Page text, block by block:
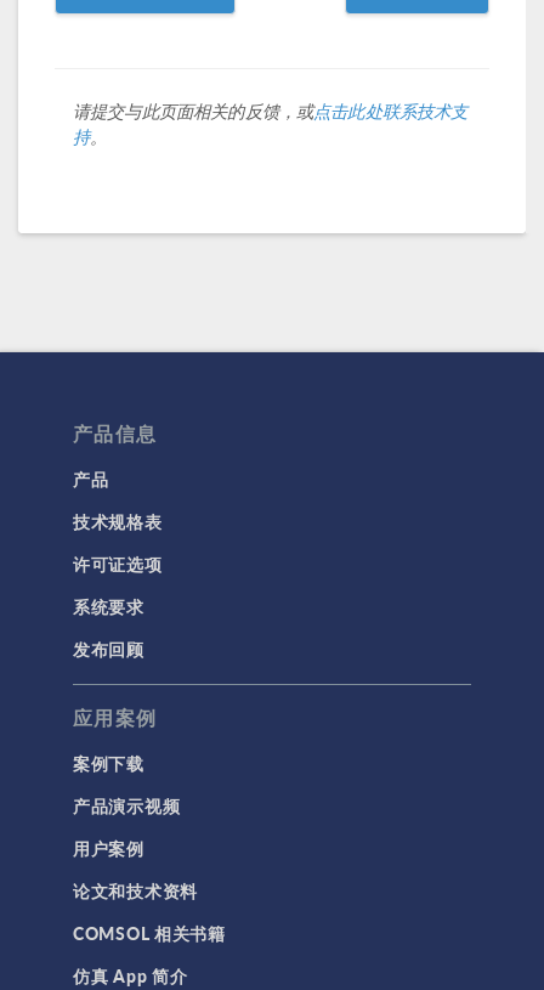
请提交与此页面相关的反馈，或点击此处联系技术支
持。
产品信息
产品
技术规格表
许可证选项
系统要求
发布回顾
应用案例
案例下载
产品演示视频
用户案例
论文和技术资料
COMSOL 相关书籍
仿真 App 简介